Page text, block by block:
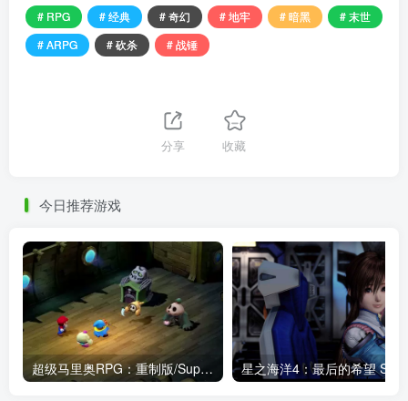
# RPG
# 经典 # 奇幻 # 地牢 # 暗黑
# 末世
# ARPG
# 砍杀 # 战锤
分享 收藏
今日推荐游戏
超级马里奥RPG：重制版/Super Mario RPG（v1.0.0模拟器版）